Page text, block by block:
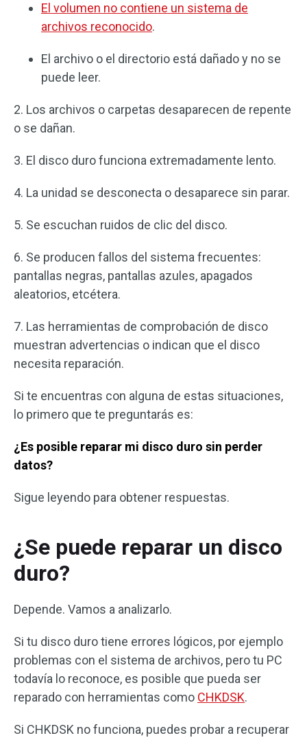
El volumen no contiene un sistema de
archivos reconocido.
El archivo o el directorio está dañado y no se
puede leer.
2. Los archivos o carpetas desaparecen de repente
o se dañan.
3. El disco duro funciona extremadamente lento.
4. La unidad se desconecta o desaparece sin parar.
5. Se escuchan ruidos de clic del disco.
6. Se producen fallos del sistema frecuentes:
pantallas negras, pantallas azules, apagados
aleatorios, etcétera.
7. Las herramientas de comprobación de disco
muestran advertencias o indican que el disco
necesita reparación.
Si te encuentras con alguna de estas situaciones,
lo primero que te preguntarás es:
¿Es posible reparar mi disco duro sin perder
datos?
Sigue leyendo para obtener respuestas.
¿Se puede reparar un disco
duro?
Depende. Vamos a analizarlo.
Si tu disco duro tiene errores lógicos, por ejemplo
problemas con el sistema de archivos, pero tu PC
todavía lo reconoce, es posible que pueda ser
reparado con herramientas como CHKDSK.
Si CHKDSK no funciona, puedes probar a recuperar